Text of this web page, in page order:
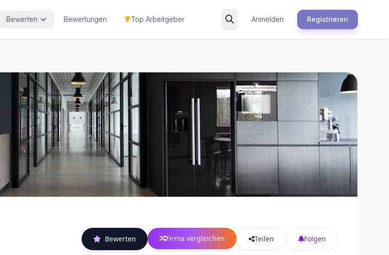
Bewerten Bewertungen Top Arbeitgeber Anmelden Registrieren
Bewerten Firma vergleichen Teilen Folgen